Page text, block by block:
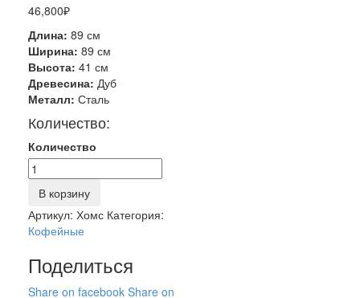
46,800₽
Длина: 89 см
Ширина: 89 см
Высота: 41 см
Древесина: Дуб
Металл: Сталь
Количество:
Количество
В корзину
Артикул: Хомс Категория:
Кофейные
Поделиться
Share on facebook Share on